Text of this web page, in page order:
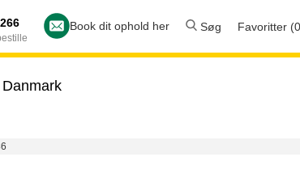
Book dit ophold her Søg Favoritter
Danmark